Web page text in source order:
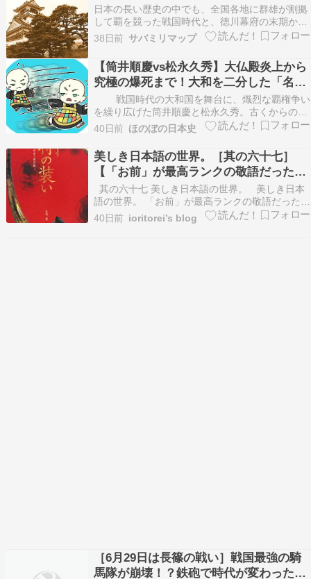
日本の長い歴史の中でも、全国各地に群雄が割拠
して覇を競った戦国時代と、徳川幕府の末期から
明治新政府に為政者が変わった幕末とは、その人
気を二分する時代である事に疑問の余地はないだ
ろう。但し戦国時代を室町幕府の末期の応仁の乱
[…]
38日前 サバミリマップ
【筒井順慶vs松永久秀】大仏殿炎上から
究極の爆死まで！大和を二分した「名
門」と「成り上がり」の死闘
戦国時代の大和国を舞台に、熾烈な覇権争い
を繰り広げた筒井順慶と松永久秀。古くからの伝
統を重んじる名門の順慶と、実力一つでのし上が
った革新派の久秀 ... Copyright © 2026 ほのぼの
日本史 All Rights Reserved.
40日前 ほのぼの日本史
美しき日本語の世界。［其の六十七］
【「お前」が最高ランクの敬語だった？
戦国武士たちが命をかけた「二人称」の
美学】
其の六十七 美しき日本語の世界。 美しき日本
語の世界。 「お前」が最高ランクの敬語だった？
戦国武士たちが命をかけた「二人称」の美学 二人
称とは 現代に息づく、武士たちの言葉の名残り
40日前 ioritorei’s blog
［6月29日は長篠の戦い］戦国最強の騎
馬隊が崩壊！？鉄砲で時代が変わった戦